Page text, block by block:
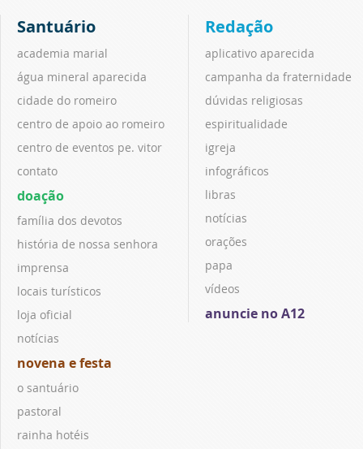
Santuário
academia marial
água mineral aparecida
cidade do romeiro
centro de apoio ao romeiro
centro de eventos pe. vitor
contato
doação
família dos devotos
história de nossa senhora
imprensa
locais turísticos
loja oficial
notícias
novena e festa
o santuário
pastoral
rainha hotéis
Redação
aplicativo aparecida
campanha da fraternidade
dúvidas religiosas
espiritualidade
igreja
infográficos
libras
notícias
orações
papa
vídeos
anuncie no A12